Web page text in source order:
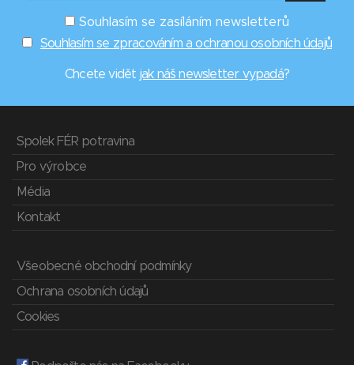
Souhlasím se zasíláním newsletterů
Souhlasím se zpracováním a ochranou osobních údajů
Chcete vidět jak náš newsletter vypadá?
Spolek FÉR potravina
Pro výrobce
Média
Kontakt
Všeobecné obchodní podmínky
Ochrana osobních údajů
Cookies